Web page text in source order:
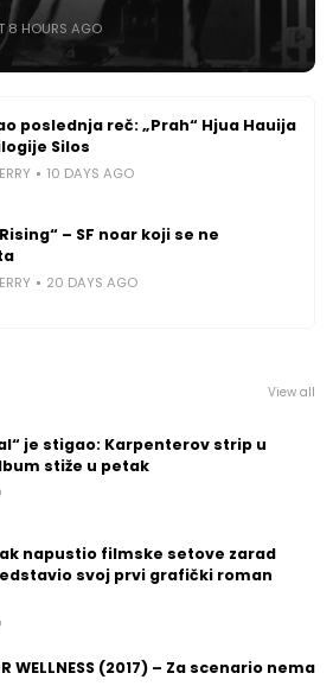
8 HOURS AGO
poslednja reč: „Prah“ Hjua Hauija
Silos
10 DAYS AGO
– SF noar koji se ne
20 DAYS AGO
View all
je stigao: Karpenterov strip u
stiže u petak
napustio filmske setove zarad
svoj prvi grafički roman
WELLNESS (2017) – Za scenario nema